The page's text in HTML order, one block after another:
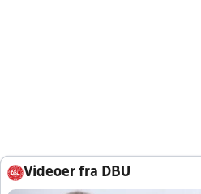
Videoer fra DBU